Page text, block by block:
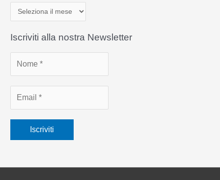
r
c
v
i
Iscriviti alla nostra Newsletter